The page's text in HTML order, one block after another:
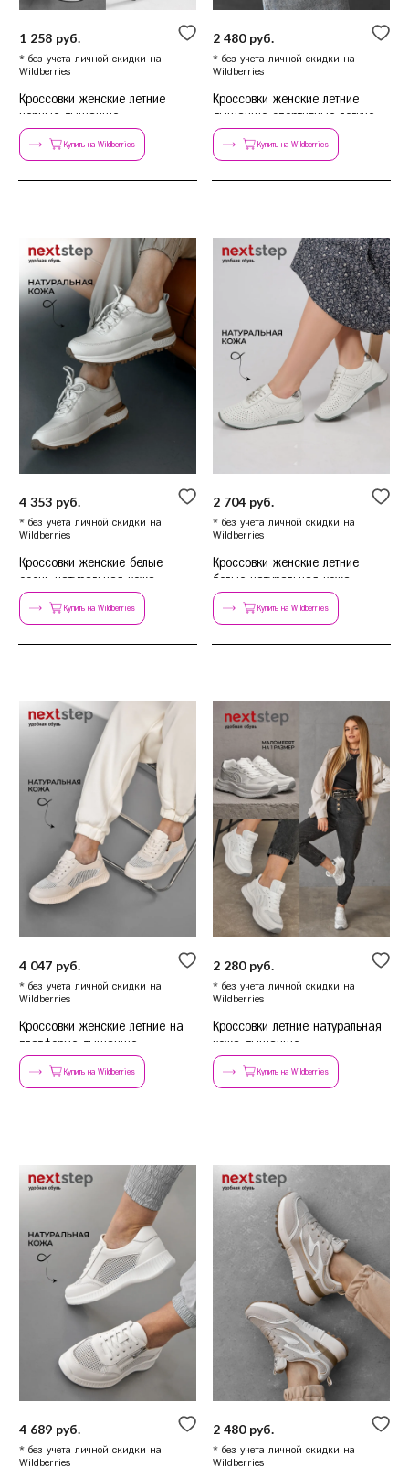
У Уфа
Ч
Челябинск
Чита
Я Ярославль
1 258 руб.
* без учета личной скидки на
Wildberries
Кроссовки женские летние
черные дышащие
Купить на Wildberries
2 480 руб.
* без учета личной скидки на
Wildberries
Кроссовки женские летние
дышащие спортивные легкие
весна
Купить на Wildberries
4 353 руб.
* без учета личной скидки на
Wildberries
Кроссовки женские белые
осень натуральная кожа
Купить на Wildberries
2 704 руб.
* без учета личной скидки на
Wildberries
Кроссовки женские летние
белые натуральная кожа
Купить на Wildberries
4 047 руб.
* без учета личной скидки на
Wildberries
Кроссовки женские летние на
платформе дышащие
Купить на Wildberries
2 280 руб.
* без учета личной скидки на
Wildberries
Кроссовки летние натуральная
кожа дышащие
Купить на Wildberries
4 689 руб.
* без учета личной скидки на
Wildberries
2 480 руб.
* без учета личной скидки на
Wildberries